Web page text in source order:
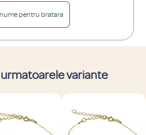
pentru bratara
variante